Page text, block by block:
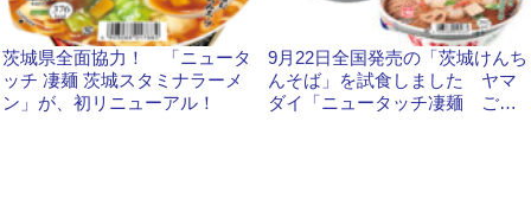
茨城県全面協力！ 「ニュータ
ッチ 凄麺 茨城スタミナラーメ
ン」が、初リニューアル！
9月22日全国発売の「茨城けんち
んそば」を試食しました ヤマ
ダイ「ニュータッチ凄麺 ご当